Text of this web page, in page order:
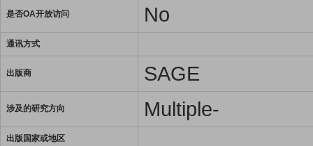
是否OA开放访问 No
通讯方式
出版商 SAGE
涉及的研究方向 Multiple-
出版国家或地区